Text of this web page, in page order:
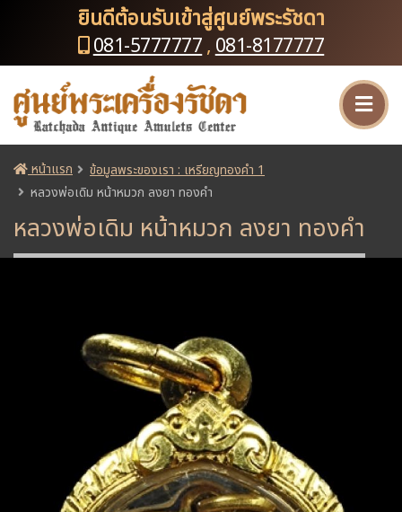
ยินดีต้อนรับเข้าสู่ศูนย์พระรัชดา
081-5777777, 081-8177777
หน้าแรก
ข้อมูลพระของเรา : เหรียญทองคำ 1
หลวงพ่อเดิม หน้าหมวก ลงยา ทองคำ
หลวงพ่อเดิม หน้าหมวก ลงยา ทองคำ